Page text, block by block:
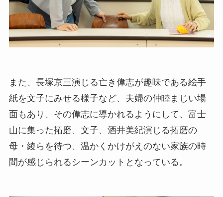
また、長塚京三演じる亡き偉志が趣味である絵手
紙を文子にみせる様子など、夫婦の仲睦まじい場
面もあり、その偉志に導かれるようにして、富士
山に集った拓磨、文子、酒井美紀演じる拓磨の
母・綾らを待つ、温かくかけがえのない家族の時
間が感じられるシーンカットとなっている。